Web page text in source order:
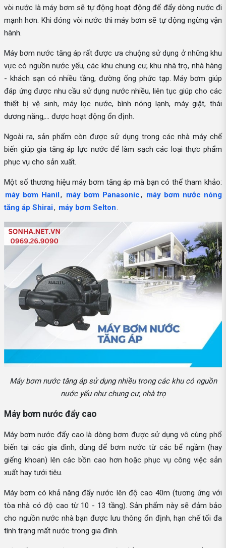
vòi nước là máy bơm sẽ tự động hoạt động để đẩy dòng nước đi
mạnh hơn. Khi đóng vòi nước thì máy bơm sẽ tự động ngừng vận
hành.
Máy bơm nước tăng áp rất được ưa chuộng sử dụng ở những khu
vực có nguồn nước yếu, các khu chung cư, khu nhà trọ, nhà hàng
- khách sạn có nhiều tầng, đường ống phức tạp. Máy bơm giúp
đáp ứng được nhu cầu sử dụng nước nhiều, liên tục giúp cho các
thiết bị vệ sinh, máy lọc nước, bình nóng lạnh, máy giặt, thái
dương năng,... được hoạt động ổn định.
Ngoài ra, sản phẩm còn được sử dụng trong các nhà máy chế
biến giúp gia tăng áp lực nước để làm sạch các loại thực phẩm
phục vụ cho sản xuất.
Một số thương hiệu máy bơm tăng áp mà bạn có thể tham khảo:
máy bơm Hanil, máy bơm Panasonic, máy bơm nước nóng
tăng áp Shirai, máy bơm Selton.
Máy bơm nước tăng áp sử dụng nhiều trong các khu có nguồn
nước yếu như chung cư, nhà trọ
Máy bơm nước đẩy cao
Máy bơm nước đẩy cao là dòng bơm được sử dụng vô cùng phổ
biến tại các gia đình, dùng để bơm nước từ các bể ngầm (hay
giếng khoan) lên các bồn cao hơn hoặc phục vụ công việc sản
xuất hay tưới tiêu.
Máy bơm có khả năng đẩy nước lên độ cao 40m (tương ứng với
tòa nhà có độ cao từ 10 - 13 tầng). Sản phẩm này sẽ đảm bảo
cho nguồn nước nhà bạn được lưu thông ổn định, hạn chế tối đa
tình trạng mất nước trong gia đình.